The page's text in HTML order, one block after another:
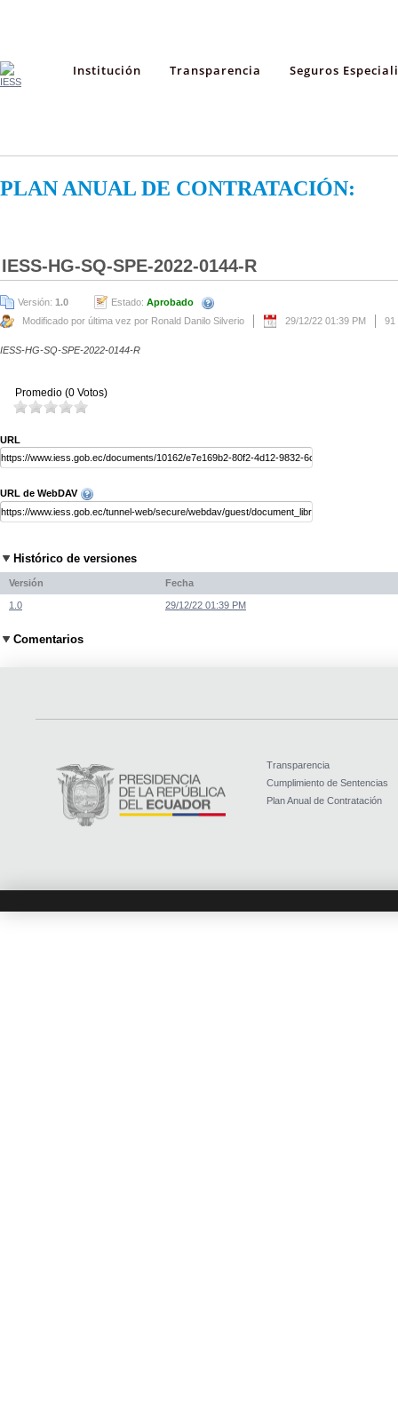
Institución Transparencia Seguros
PLAN ANUAL DE CONTRATACIÓN:
IESS-HG-SQ-SPE-2022-0144-R
Versión: 1.0 Estado: Aprobado
Modificado por última vez por Ronald Danilo Silverio
29/12/22 01:39 PM 91
IESS-HG-SQ-SPE-2022-0144-R
Promedio (0 Votos)
URL
URL de WebDAV
Histórico de versiones
Versión Fecha
1.0 29/12/22 01:39 PM
Comentarios
Transparencia
Cumplimiento de Sentencias
Plan Anual de Contratación